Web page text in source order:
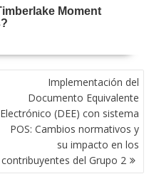
Implementación del
Documento Equivalente
Electrónico (DEE) con sistema
POS: Cambios normativos y
su impacto en los
contribuyentes del Grupo 2